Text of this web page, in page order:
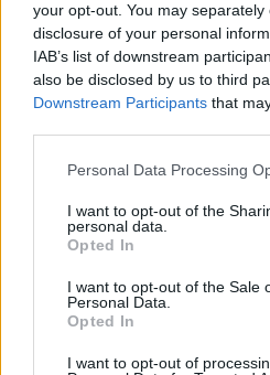
your opt-out. You may
disclosure of your personal
IAB’s list of downstream
also be disclosed by us to third
Downstream Participants that
Personal Data Processing
I want to opt-out of the
personal data.
Opted In
I want to opt-out of the Sale
Personal Data.
Opted In
I want to opt-out of
06 sierpnia 2026 | 20:44
Medziugorie: zakończył się 37.
06 sierpnia 2026 | 20:19
Biskupi Meksyku: stulecie
Kard. Parolin w Meksyku:
drogą do pokoju
06 sierpnia 2026 | 18:28
Popularne